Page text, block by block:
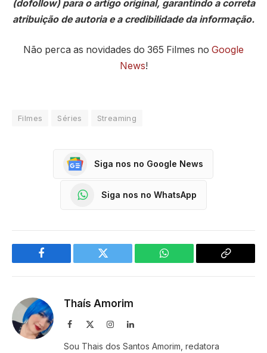
(dofollow) para o artigo original, garantindo a correta
atribuição de autoria e a credibilidade da informação.
Não perca as novidades do 365 Filmes no Google
News!
Filmes Séries Streaming
Siga nos no Google News
Siga nos no WhatsApp
Facebook Twitter WhatsApp
Copy
Thaís Amorim
Facebook InstagramLinkedIn
Sou Thais dos Santos Amorim, redatora